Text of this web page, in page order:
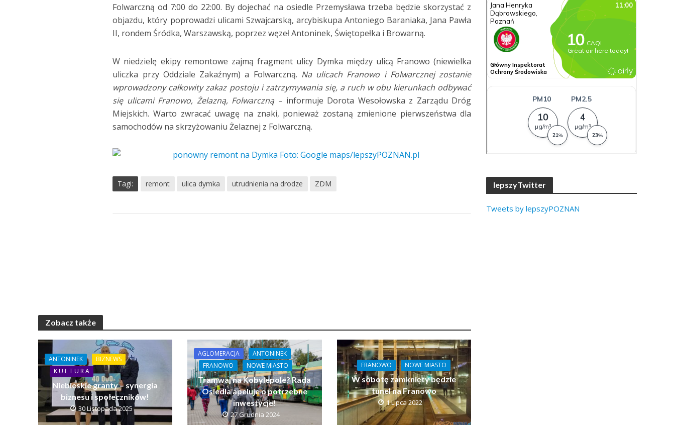
Folwarczną od 7:00 do 22:00. By dojechać na osiedle Przemysława trzeba będzie skorzystać z
objazdu, który poprowadzi ulicami Szwajcarską, arcybiskupa Antoniego Baraniaka, Jana Pawła
II, rondem Śródka, Warszawską, poprzez węzeł Antoninek, Świętopełka i Browarną.
W niedzielę ekipy remontowe zajmą fragment ulicy Dymka między ulicą Franowo (niewielka
uliczka przy Oddziale Zakaźnym) a Folwarczną. Na ulicach Franowo i Folwarcznej zostanie
wprowadzony całkowity zakaz postoju i zatrzymywania się, a ruch w obu kierunkach odbywać
się ulicami Franowo, Żelazną, Folwarczną – informuje Dorota Wesołowska z Zarządu Dróg
Miejskich. Warto zwracać uwagę na znaki, ponieważ zostaną zmienione pierwszeństwa dla
samochodów na skrzyżowaniu Żelaznej z Folwarczną.
Tagi: remont ulica dymka utrudnienia na drodze ZDM
Zobacz także
ANTONINEK
BIZNEWS
K U L T U R A
Niebieskie granty – synergia
biznesu i społeczników!
30 Listopada 2025
AGLOMERACJA
ANTONINEK
FRANOWO
NOWE MIASTO
Tramwaj na Kobylepole? Rada
Osiedla apeluje o potrzebne
inwestycje!
27 Grudnia 2024
FRANOWO NOWE MIASTO
W sobotę zamknięty będzie
tunel na Franowo
1 Lipca 2022
lepszyTwitter
Tweets by lepszyPOZNAN